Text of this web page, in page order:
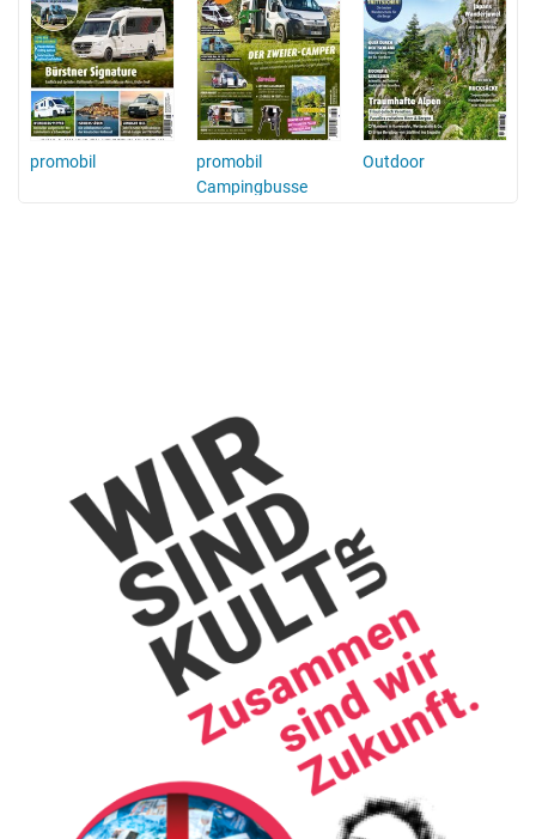
promobil
promobil
Campingbusse
Outdoor